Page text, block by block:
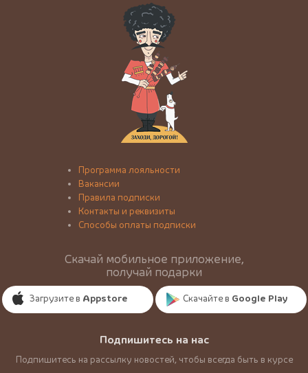
Программа лояльности
Вакансии
Правила подписки
Контакты и реквизиты
Способы оплаты подписки
Скачай мобильное приложение,
получай подарки
Загрузите в Appstore Скачайте в Google Play
Подпишитесь на нас
Подпишитесь на рассылку новостей, чтобы всегда быть в курсе